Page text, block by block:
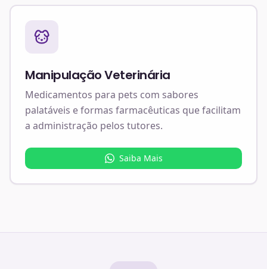
Manipulação Veterinária
Medicamentos para pets com sabores
palatáveis e formas farmacêuticas que facilitam
a administração pelos tutores.
Saiba Mais